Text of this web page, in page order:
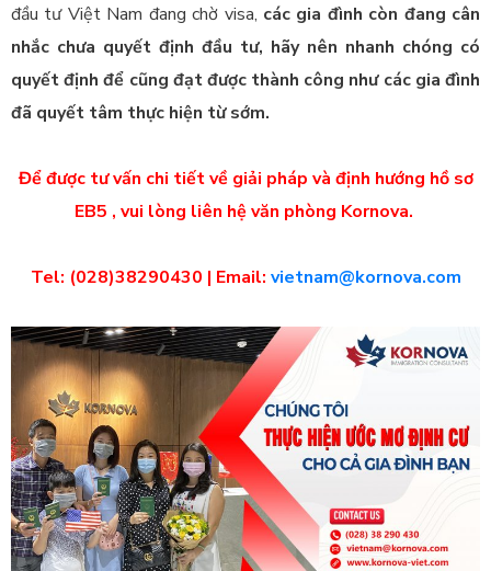
đầu tư Việt Nam đang chờ visa, các gia đình còn đang cân
nhắc chưa quyết định đầu tư, hãy nên nhanh chóng có
quyết định để cũng đạt được thành công như các gia đình
đã quyết tâm thực hiện từ sớm.
Để được tư vấn chi tiết về giải pháp và định hướng hồ sơ
EB5 , vui lòng liên hệ văn phòng Kornova.
Tel: (028)38290430 | Email: vietnam@kornova.com